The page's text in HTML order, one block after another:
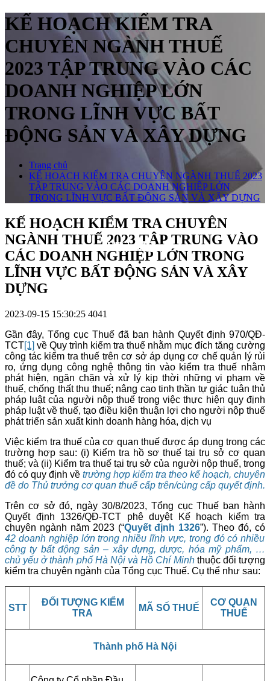
KẾ HOẠCH KIỂM TRA
CHUYÊN NGÀNH THUẾ
2023 TẬP TRUNG VÀO CÁC
DOANH NGHIỆP LỚN
TRONG LĨNH VỰC BẤT
ĐỘNG SẢN VÀ XÂY DỰNG
Trang chủ
KẾ HOẠCH KIỂM TRA CHUYÊN NGÀNH THUẾ 2023
TẬP TRUNG VÀO CÁC DOANH NGHIỆP LỚN
TRONG LĨNH VỰC BẤT ĐỘNG SẢN VÀ XÂY DỰNG
KẾ HOẠCH KIỂM TRA CHUYÊN
NGÀNH THUẾ 2023 TẬP TRUNG VÀO
CÁC DOANH NGHIỆP LỚN TRONG
LĨNH VỰC BẤT ĐỘNG SẢN VÀ XÂY
DỰNG
2023-09-15 15:30:25 4041
Gần đây, Tổng cục Thuế đã ban hành Quyết định 970/QĐ-
TCT[1] về Quy trình kiểm tra thuế nhằm mục đích tăng cường
công tác kiểm tra thuế trên cơ sở áp dụng cơ chế quản lý rủi
ro, ứng dụng công nghệ thông tin vào kiểm tra thuế nhằm
phát hiện, ngăn chặn và xử lý kịp thời những vi phạm về
thuế, chống thất thu thuế; nâng cao tinh thần tự giác tuân thủ
pháp luật của người nộp thuế trong việc thực hiện quy định
pháp luật về thuế, tạo điều kiện thuận lợi cho người nộp thuế
phát triển sản xuất kinh doanh hàng hóa, dịch vụ
Việc kiểm tra thuế của cơ quan thuế được áp dụng trong các
trường hợp sau: (i) Kiểm tra hồ sơ thuế tại trụ sở cơ quan
thuế; và (ii) Kiểm tra thuế tại trụ sở của người nộp thuế, trong
đó có quy định về trường hợp kiểm tra theo kế hoạch, chuyên
đề do Thủ trưởng cơ quan thuế cấp trên/cùng cấp quyết định.
Trên cơ sở đó, ngày 30/8/2023, Tổng cục Thuế ban hành
Quyết định 1326/QĐ-TCT phê duyệt Kế hoạch kiểm tra
chuyên ngành năm 2023 (“Quyết định 1326”). Theo đó, có
42 doanh nghiệp lớn trong nhiều lĩnh vực, trong đó có nhiều
công ty bất động sản – xây dựng, dược, hóa mỹ phẩm, …
chủ yếu ở thành phố Hà Nội và Hồ Chí Minhthuộc đối tượng
kiểm tra chuyên ngành của Tổng cục Thuế. Cụ thể như sau:
STT
ĐỐI TƯỢNG KIỂM
TRA
MÃ SỐ THUẾ
CƠ QUAN
THUẾ
Thành phố Hà Nội
Liên hệ
Đội ngũ
Hỏi đáp
Tuyển dụng